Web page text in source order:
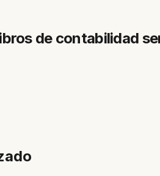
de contabilidad